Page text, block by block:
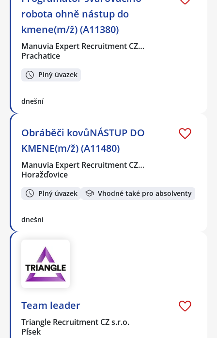
robota ohně nástup do
kmene(m/ž) (A11380)
Manuvia Expert Recruitment CZ…
Prachatice
Plný úvazek
dnešní
Obráběči kovůNÁSTUP DO
KMENE(m/ž) (A11480)
Manuvia Expert Recruitment CZ…
Horažďovice
Plný úvazek Vhodné také pro absolventy
dnešní
Team leader
Triangle Recruitment CZ s.r.o.
Písek